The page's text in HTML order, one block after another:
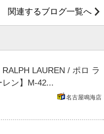
関連するブログ一覧へ
RALPH LAUREN / ポロ ラ
レン】M-42...
名古屋鳴海店